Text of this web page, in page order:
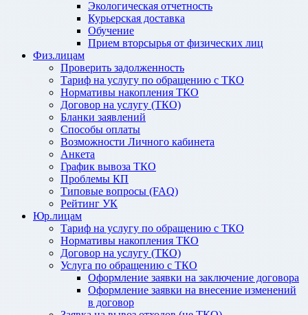
Экологическая отчетность
Курьерская доставка
Обучение
Прием вторсырья от физических лиц
Физ.лицам
Проверить задолженность
Тариф на услугу по обращению с ТКО
Нормативы накопления ТКО
Договор на услугу (ТКО)
Бланки заявлений
Способы оплаты
Возможности Личного кабинета
Анкета
График вывоза ТКО
Проблемы КП
Типовые вопросы (FAQ)
Рейтинг УК
Юр.лицам
Тариф на услугу по обращению с ТКО
Нормативы накопления ТКО
Договор на услугу (ТКО)
Услуга по обращению с ТКО
Оформление заявки на заключение договора
Оформление заявки на внесение изменений
в договор